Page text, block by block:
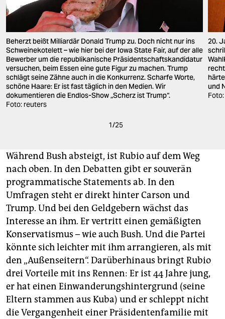
Beherzt beißt Milliardär Donald Trump zu. Doch nicht nur ins
Schweinekotelett – wie hier bei der Iowa State Fair, auf der alle
Bewerber um die republikanische Präsidentschaftskandidatur
versuchen, beim Essen eine gute Figur zu machen. Trump
schlägt seine Zähne auch in die Konkurrenz. Scharfe Worte,
schöne Haare: Er ist fast täglich in den Medien. Wir
dokumentieren die Endlos-Show „Scherz ist Trump“.
Foto: reuters
20.
und
1/25
Während Bush absteigt, ist Rubio auf dem Weg
nach oben. In den Debatten gibt er souverän
programmatische Statements ab. In den
Umfragen steht er direkt hinter Carson und
Trump. Und bei den Geldgebern wächst das
Interesse an ihm. Er vertritt einen gemäßigten
Konservatismus – wie auch Bush. Und die Partei
könnte sich leichter mit ihm arrangieren, als mit
den „Außenseitern“. Darüberhinaus bringt Rubio
drei Vorteile mit ins Rennen: Er ist 44 Jahre jung,
er hat einen Einwanderungshintergrund (seine
Eltern stammen aus Kuba) und er schleppt nicht
die Vergangenheit einer Präsidentenfamilie mit